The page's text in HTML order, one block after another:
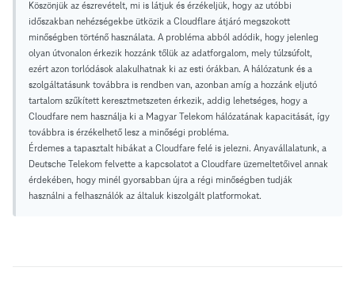
Köszönjük az észrevételt, mi is látjuk és érzékeljük, hogy az utóbbi
időszakban nehézségekbe ütközik a Cloudflare átjáró megszokott
minőségben történő használata. A probléma abból adódik, hogy jelenleg
olyan útvonalon érkezik hozzánk tőlük az adatforgalom, mely túlzsúfolt,
ezért azon torlódások alakulhatnak ki az esti órákban. A hálózatunk és a
szolgáltatásunk továbbra is rendben van, azonban amíg a hozzánk eljutó
tartalom szűkített keresztmetszeten érkezik, addig lehetséges, hogy a
Cloudfare nem használja ki a Magyar Telekom hálózatának kapacitását, így
továbbra is érzékelhető lesz a minőségi probléma.
Érdemes a tapasztalt hibákat a Cloudfare felé is jelezni. Anyavállalatunk, a
Deutsche Telekom felvette a kapcsolatot a Cloudfare üzemeltetőivel annak
érdekében, hogy minél gyorsabban újra a régi minőségben tudják
használni a felhasználók az általuk kiszolgált platformokat.